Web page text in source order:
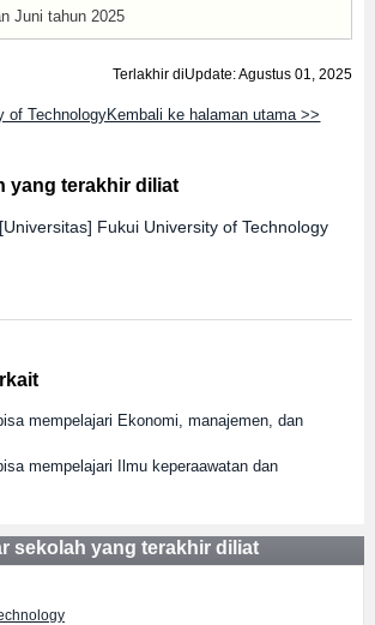
Juni tahun 2025
Terlakhir diUpdate: Agustus 01, 2025
of TechnologyKembali ke halaman utama >>
yang terakhir diliat
[Universitas] Fukui University of Technology
mempelajari Ekonomi, manajemen, dan
mempelajari Ilmu keperaawatan dan
sekolah yang terakhir diliat